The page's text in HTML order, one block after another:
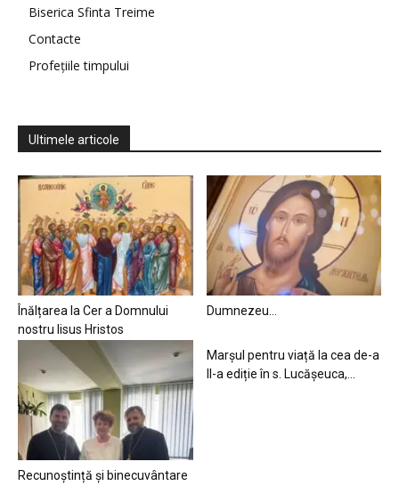
Biserica Sfinta Treime
Contacte
Profețiile timpului
Ultimele articole
Înălțarea la Cer a Domnului
nostru Iisus Hristos
Dumnezeu…
Recunoștință și binecuvântare
Marșul pentru viață la cea de-a
II-a ediție în s. Lucășeuca,...